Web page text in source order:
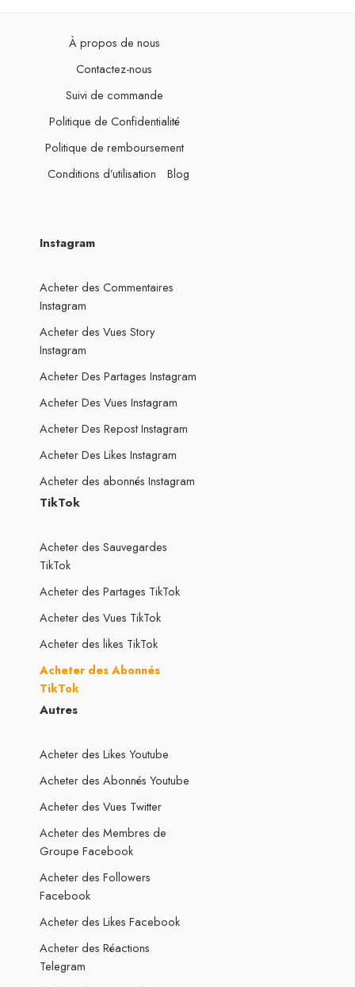
À propos de nous
Contactez-nous
Suivi de commande
Politique de Confidentialité
Politique de remboursement
Conditions d’utilisation
Blog
Instagram
Acheter des Commentaires
Instagram
Acheter des Vues Story
Instagram
Acheter Des Partages Instagram
Acheter Des Vues Instagram
Acheter Des Repost Instagram
Acheter Des Likes Instagram
Acheter des abonnés Instagram
TikTok
Acheter des Sauvegardes
TikTok
Acheter des Partages TikTok
Acheter des Vues TikTok
Acheter des likes TikTok
Acheter des Abonnés
TikTok
Autres
Acheter des Likes Youtube
Acheter des Abonnés Youtube
Acheter des Vues Twitter
Acheter des Membres de
Groupe Facebook
Acheter des Followers
Facebook
Acheter des Likes Facebook
Acheter des Réactions
Telegram